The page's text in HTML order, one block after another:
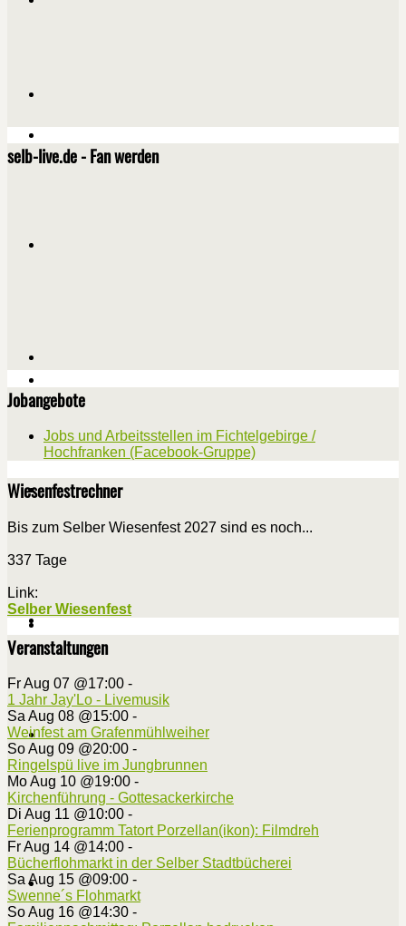
selb-live.de - Fan werden
Jobangebote
Jobs und Arbeitsstellen im Fichtelgebirge /
Hochfranken (Facebook-Gruppe)
Wiesenfestrechner
Bis zum Selber Wiesenfest 2027 sind es noch...
337 Tage
Link:
Selber Wiesenfest
Veranstaltungen
Fr Aug 07 @17:00 -
1 Jahr Jay'Lo - Livemusik
Sa Aug 08 @15:00 -
Weinfest am Grafenmühlweiher
So Aug 09 @20:00 -
Ringelspü live im Jungbrunnen
Mo Aug 10 @19:00 -
Kirchenführung - Gottesackerkirche
Di Aug 11 @10:00 -
Ferienprogramm Tatort Porzellan(ikon): Filmdreh
Fr Aug 14 @14:00 -
Bücherflohmarkt in der Selber Stadtbücherei
Sa Aug 15 @09:00 -
Swenne´s Flohmarkt
So Aug 16 @14:30 -